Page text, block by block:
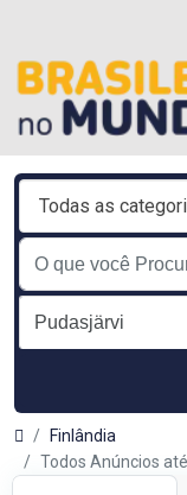
Todas as
Finlândia
Todos Anúncios